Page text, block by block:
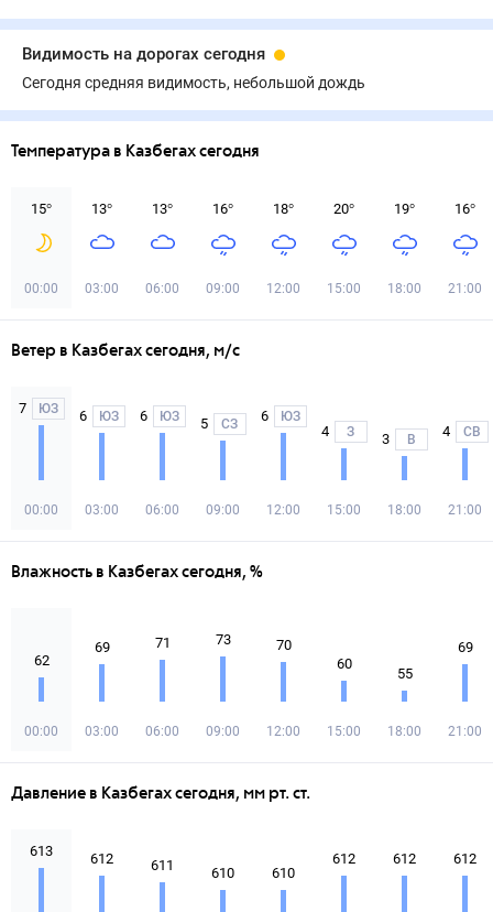
Видимость на дорогах сегодня
Сегодня средняя видимость, небольшой дождь
Температура в Казбегах сегодня
15°
00:00
13°
03:00
13°
06:00
16°
09:00
18°
12:00
20°
15:00
19°
18:00
16°
21:00
Ветер в Казбегах сегодня, м/с
7 ЮЗ
00:00
6 ЮЗ
03:00
6 ЮЗ
06:00
5 СЗ
09:00
6 ЮЗ
12:00
4 З
15:00
3 В
18:00
4 СВ
21:00
Влажность в Казбегах сегодня, %
62
00:00
69
03:00
71
06:00
73
09:00
70
12:00
60
15:00
55
18:00
69
21:00
Давление в Казбегах сегодня, мм рт. ст.
613 612 611 610 610
612 612 612